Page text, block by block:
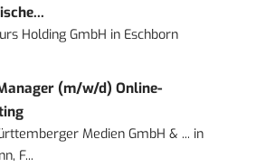
Holding GmbH in Eschborn
(m/w/d) Online-
Medien GmbH & ... in
F...